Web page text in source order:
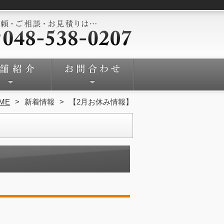
新着情報 【2月お休み情報】